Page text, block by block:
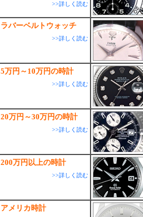
>>詳しく読む
ラバーベルトウォッチ
>>詳しく読む
5万円～10万円の時計
>>詳しく読む
20万円～30万円の時計
>>詳しく読む
200万円以上の時計
>>詳しく読む
アメリカ時計